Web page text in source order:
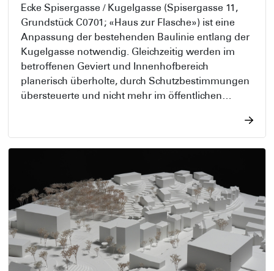
Ecke Spisergasse / Kugelgasse (Spisergasse 11,
Grundstück C0701; «Haus zur Flasche») ist eine
Anpassung der bestehenden Baulinie entlang der
Kugelgasse notwendig. Gleichzeitig werden im
betroffenen Geviert und Innenhofbereich
planerisch überholte, durch Schutzbestimmungen
übersteuerte und nicht mehr im öffentlichen